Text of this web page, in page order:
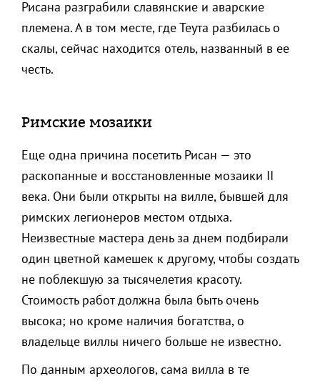
Рисана разграбили славянские и аварские
племена. А в том месте, где Теута разбилась о
скалы, сейчас находится отель, названный в ее
честь.
Римские мозаики
Еще одна причина посетить Рисан — это
раскопанные и восстановленные мозаики II
века. Они были открыты на вилле, бывшей для
римских легионеров местом отдыха.
Неизвестные мастера день за днем подбирали
один цветной камешек к другому, чтобы создать
не поблекшую за тысячелетия красоту.
Стоимость работ должна была быть очень
высока; но кроме наличия богатства, о
владельце виллы ничего больше не известно.
По данным археологов, сама вилла в те